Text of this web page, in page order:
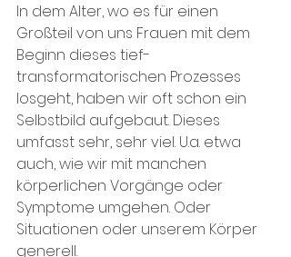
In dem Alter, wo es für einen
Großteil von uns Frauen mit dem
Beginn dieses tief-
transformatorischen Prozesses
losgeht, haben wir oft schon ein
Selbstbild aufgebaut. Dieses
umfasst sehr, sehr viel. U.a. etwa
auch, wie wir mit manchen
körperlichen Vorgänge oder
Symptome umgehen. Oder
Situationen oder unserem Körper
generell.